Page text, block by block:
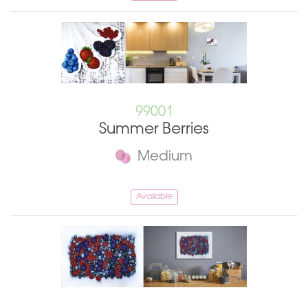
99001
Summer Berries
Medium
Available